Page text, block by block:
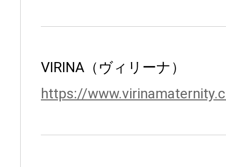
VIRINA（ヴィリーナ）
https://